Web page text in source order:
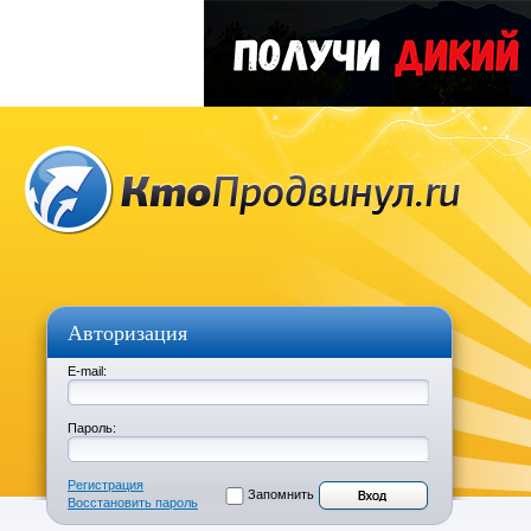
Авторизация
E-mail:
Пароль:
Регистрация
Восстановить пароль
Запомнить